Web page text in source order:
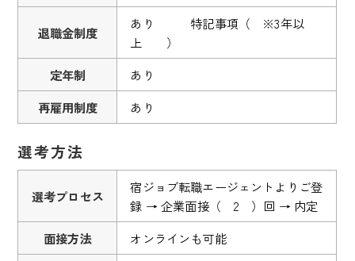
退職金制度
あり 特記事項（ ※3年以
上 ）
定年制
あり
再雇用制度
あり
選考方法
選考プロセス
宿ジョブ転職エージェントよりご登
録 → 企業面接（ 2 ）回 → 内定
面接方法
オンラインも可能